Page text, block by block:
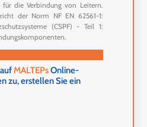
für die Verbindung von Leitern.
der Norm NF EN 62561-1:
(CSPF) - Teil 1:
aufMALTEPsOnline-
zu, erstellen Sie ein